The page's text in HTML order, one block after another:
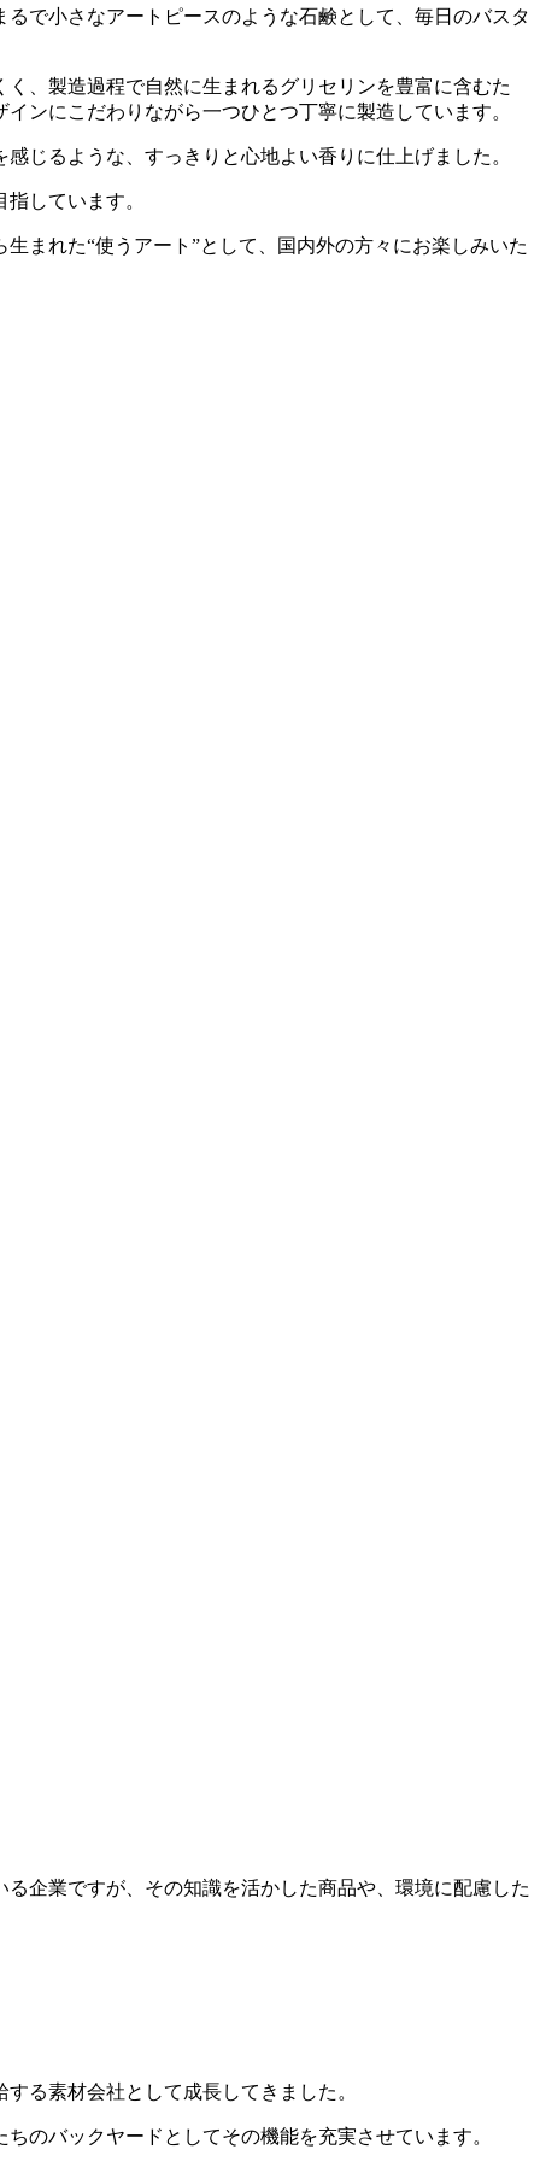
で小さなアートピースのような石鹸として、毎日のバスタ
、製造過程で自然に生まれるグリセリンを豊富に含むた
ンにこだわりながら一つひとつ丁寧に製造しています。
じるような、すっきりと心地よい香りに仕上げました。
しています。
まれた“使うアート”として、国内外の方々にお楽しみいた
企業ですが、その知識を活かした商品や、環境に配慮した
る素材会社として成長してきました。
のバックヤードとしてその機能を充実させています。